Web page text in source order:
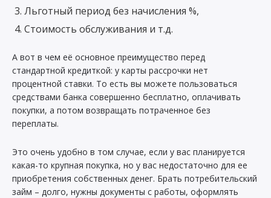
Льготный период без начисления %,
Стоимость обслуживания и т.д.
А вот в чем её основное преимущество перед
стандартной кредиткой: у карты рассрочки нет
процентной ставки. То есть вы можете пользоваться
средствами банка совершенно бесплатно, оплачивать
покупки, а потом возвращать потраченное без
переплаты.
Это очень удобно в том случае, если у вас планируется
какая-то крупная покупка, но у вас недостаточно для ее
приобретения собственных денег. Брать потребительский
займ – долго, нужны документы с работы, оформлять